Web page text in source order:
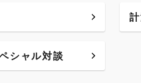
シャル対談